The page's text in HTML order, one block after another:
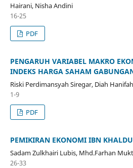
Hairani, Nisha Andini
16-25
PDF
PENGARUH VARIABEL MAKRO
INDEKS HARGA SAHAM
Riski Perdimansyah Siregar, Diah
1-9
PDF
PEMIKIRAN EKONOMI IBN
Sadam Zulkhairi Lubis, Mhd.Farhan
26-33